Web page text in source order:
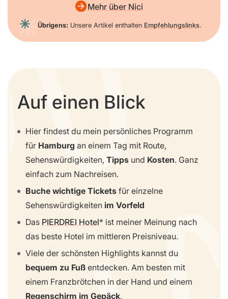
Mehr über Nici
Übrigens: Unsere Artikel enthalten Empfehlungslinks.
Auf einen Blick
Hier findest du mein persönliches Programm
für Hamburg an einem Tag mit Route,
Sehenswürdigkeiten, Tipps und Kosten. Ganz
einfach zum Nachreisen.
Buche wichtige Tickets für einzelne
Sehenswürdigkeiten im Vorfeld
Das PIERDREI Hotel
ist meiner Meinung nach
das beste Hotel im mittleren Preisniveau.
Viele der schönsten Highlights kannst du
bequem zu Fuß entdecken. Am besten mit
einem Franzbrötchen in der Hand und einem
Regenschirm im Gepäck.